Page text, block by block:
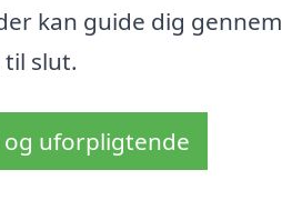
kan guide dig gennem
slut.
og uforpligtende